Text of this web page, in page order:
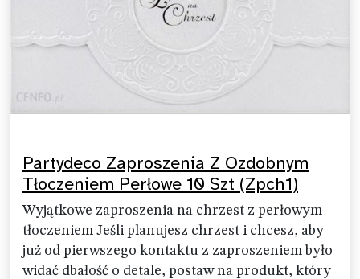
Partydeco Zaproszenia Z Ozdobnym
Tłoczeniem Perłowe 10 Szt (Zpch1)
Wyjątkowe zaproszenia na chrzest z perłowym
tłoczeniem Jeśli planujesz chrzest i chcesz, aby
już od pierwszego kontaktu z zaproszeniem było
widać dbałość o detale, postaw na produkt, który